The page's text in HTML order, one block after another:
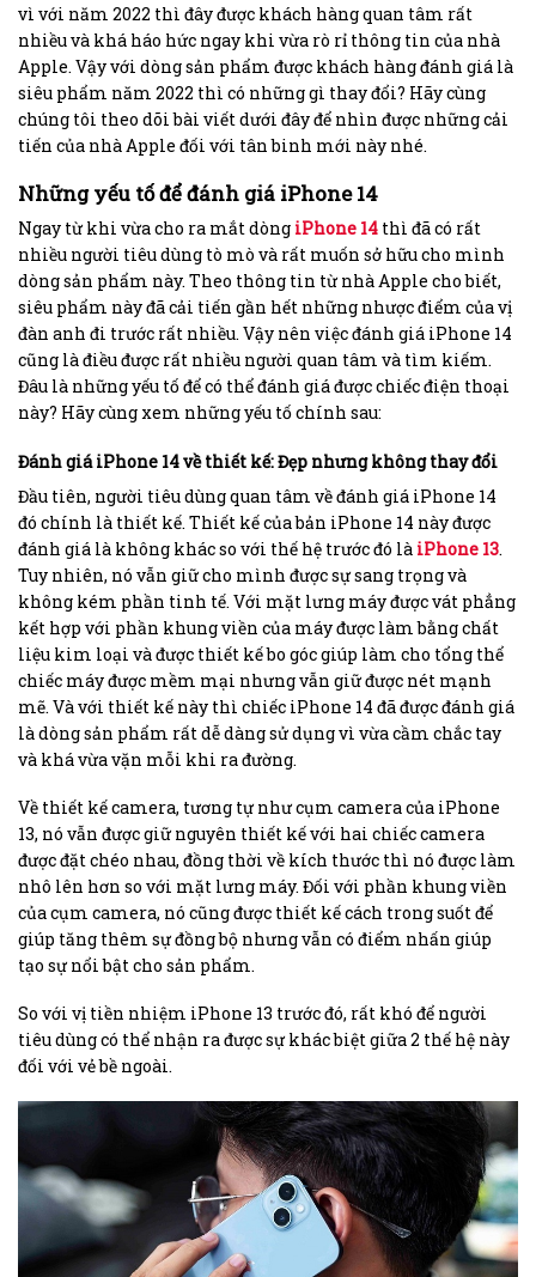
vì với năm 2022 thì đây được khách hàng quan tâm rất
nhiều và khá háo hức ngay khi vừa rò rỉ thông tin của nhà
Apple. Vậy với dòng sản phẩm được khách hàng đánh giá là
siêu phẩm năm 2022 thì có những gì thay đổi? Hãy cùng
chúng tôi theo dõi bài viết dưới đây để nhìn được những cải
tiến của nhà Apple đối với tân binh mới này nhé.
Những yếu tố để đánh giá iPhone 14
Ngay từ khi vừa cho ra mắt dòng iPhone 14 thì đã có rất
nhiều người tiêu dùng tò mò và rất muốn sở hữu cho mình
dòng sản phẩm này. Theo thông tin từ nhà Apple cho biết,
siêu phẩm này đã cải tiến gần hết những nhược điểm của vị
đàn anh đi trước rất nhiều. Vậy nên việc đánh giá iPhone 14
cũng là điều được rất nhiều người quan tâm và tìm kiếm.
Đâu là những yếu tố để có thể đánh giá được chiếc điện thoại
này? Hãy cùng xem những yếu tố chính sau:
Đánh giá iPhone 14 về thiết kế: Đẹp nhưng không thay đổi
Đầu tiên, người tiêu dùng quan tâm về đánh giá iPhone 14
đó chính là thiết kế. Thiết kế của bản iPhone 14 này được
đánh giá là không khác so với thế hệ trước đó là iPhone 13.
Tuy nhiên, nó vẫn giữ cho mình được sự sang trọng và
không kém phần tinh tế. Với mặt lưng máy được vát phẳng
kết hợp với phần khung viền của máy được làm bằng chất
liệu kim loại và được thiết kế bo góc giúp làm cho tổng thể
chiếc máy được mềm mại nhưng vẫn giữ được nét mạnh
mẽ. Và với thiết kế này thì chiếc iPhone 14 đã được đánh giá
là dòng sản phẩm rất dễ dàng sử dụng vì vừa cầm chắc tay
và khá vừa vặn mỗi khi ra đường.
Về thiết kế camera, tương tự như cụm camera của iPhone
13, nó vẫn được giữ nguyên thiết kế với hai chiếc camera
được đặt chéo nhau, đồng thời về kích thước thì nó được làm
nhô lên hơn so với mặt lưng máy. Đối với phần khung viền
của cụm camera, nó cũng được thiết kế cách trong suốt để
giúp tăng thêm sự đồng bộ nhưng vẫn có điểm nhấn giúp
tạo sự nổi bật cho sản phẩm.
So với vị tiền nhiệm iPhone 13 trước đó, rất khó để người
tiêu dùng có thể nhận ra được sự khác biệt giữa 2 thế hệ này
đối với vẻ bề ngoài.